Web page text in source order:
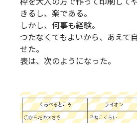
きるし、楽である。
しかし、何事も経験。
つたなくてもよいから、あえて
せた。
表は、次のようになった。